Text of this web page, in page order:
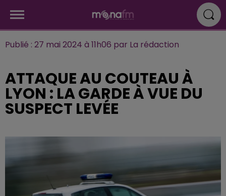
Publié : 27 mai 2024 à 11h06 par La rédaction
ATTAQUE AU COUTEAU À
LYON : LA GARDE À VUE DU
SUSPECT LEVÉE